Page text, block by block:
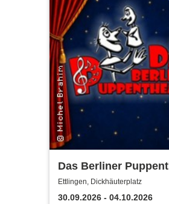
Das Berliner
Ettlingen, Dickhäuterplatz
30.09.2026 - 04.10.2026